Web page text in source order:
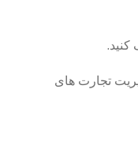
کنید.
تجارت های